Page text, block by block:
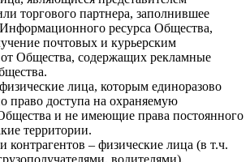
торгового партнера, заполнившее
ресурса Общества,
почтовых и курьерским
Общества, содержащих рекламные
лица, которым единоразово
право доступа на охраняемую
и не имеющие права постоянного
территории.
контрагентов – физические лица (в т.ч.
водителями),